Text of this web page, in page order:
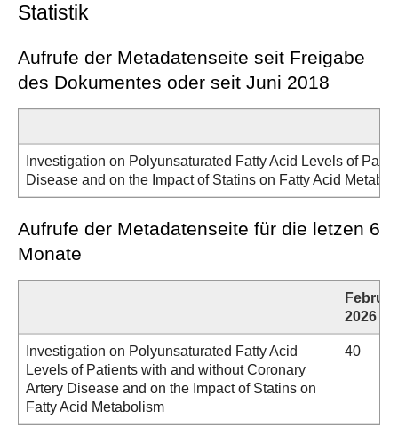
Statistik
Aufrufe der Metadatenseite seit Freigabe
des Dokumentes oder seit Juni 2018
Investigation on Polyunsaturated Fatty Acid Levels of
Disease and on the Impact of Statins on Fatty Acid
Aufrufe der Metadatenseite für die letzen 6
Monate
Februar
2026
Investigation on Polyunsaturated Fatty Acid
Levels of Patients with and without Coronary
Artery Disease and on the Impact of Statins on
Fatty Acid Metabolism
40